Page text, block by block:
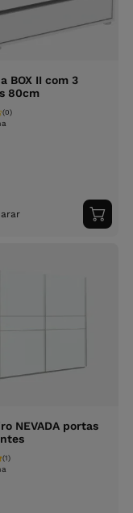
BOX II com 3
80cm
(0)
ao
NEVADA portas
(1)